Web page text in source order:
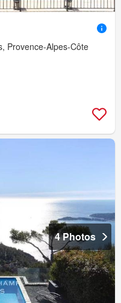
Provence-Alpes-Côte
4 Photos